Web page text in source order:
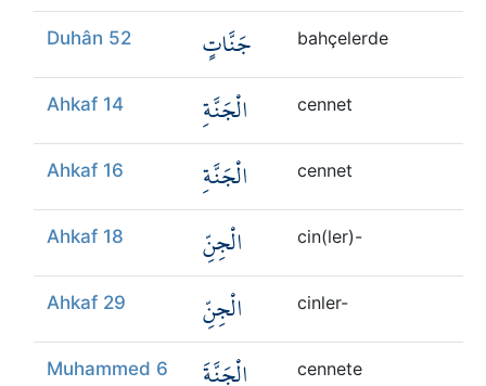
Duhân 52 جَنَّاتٍ bahçelerde
Ahkaf 14 الْجَنَّةِ cennet
Ahkaf 16 الْجَنَّةِ cennet
Ahkaf 18 الْجِنِّ cin(ler)-
Ahkaf 29 الْجِنِّ cinler-
Muhammed 6 الْجَنَّةَ cennete